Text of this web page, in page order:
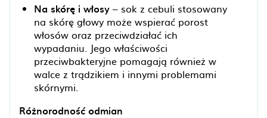
Na skórę i włosy – sok z cebuli stosowany
na skórę głowy może wspierać porost
włosów oraz przeciwdziałać ich
wypadaniu. Jego właściwości
przeciwbakteryjne pomagają również w
walce z trądzikiem i innymi problemami
skórnymi.
Różnorodność odmian